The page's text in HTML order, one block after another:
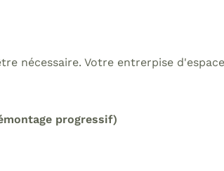
nécessaire. Votre entrerpise
progressif)